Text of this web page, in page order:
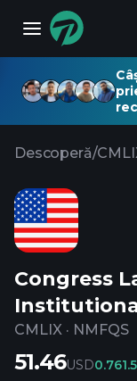
Descoperă/
Congress
CMLIX · NMFQS
51.46USD0.76